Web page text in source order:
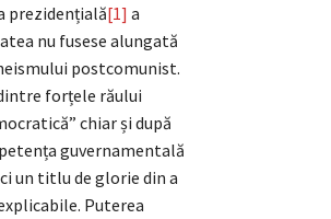
prezidențială[1] a
nu fusese alungată
postcomunist.
forțele răului
chiar și după
guvernamentală
un titlu de glorie din a
Puterea